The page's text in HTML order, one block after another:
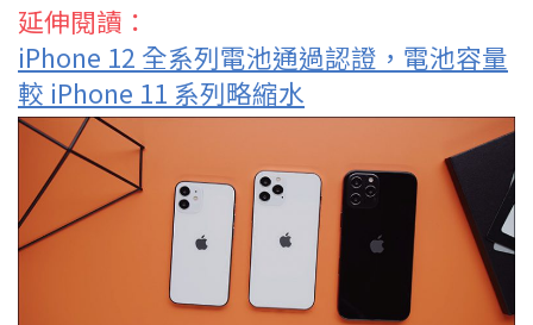
延伸閱讀：
iPhone 12 全系列電池通過認證，電池容量
較 iPhone 11 系列略縮水